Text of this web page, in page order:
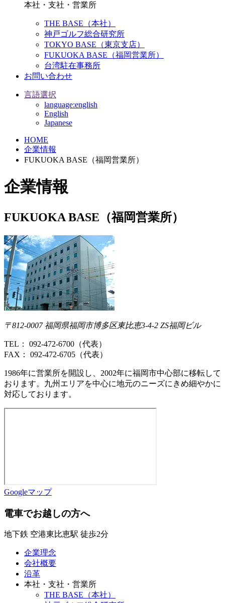
本社・支社・営業所
THE BASE（本社）
神戸ゴルフ総合研究所
TOKYO BASE（東京支店）
FUKUOKA BASE（福岡営業所）
台湾駐在事務所
お問い合わせ
言語選択
language:english
English
Japanese
HOME
企業情報
FUKUOKA BASE（福岡営業所）
企業情報
FUKUOKA BASE（福岡営業所）
〒812-0007 福岡県福岡市博多区東比恵3-4-2 ZS福岡ビル
TEL： 092-472-6700（代表）
FAX： 092-472-6705（代表）
1986年に営業所を開設し、2002年に福岡市中心部に移転して
おります。九州エリアを中心に地元のニーズにきめ細やかに
対応しております。
Googleマップ
電車でお越しの方へ
地下鉄 空港東比恵駅 徒歩2分
企業理念
会社概要
沿革
本社・支社・営業所
THE BASE（本社）